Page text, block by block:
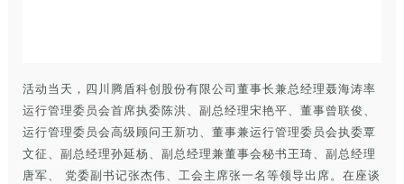
活动当天，四川腾盾科创股份有限公司董事长兼总经理聂海涛率
运行管理委员会首席执委陈洪、副总经理宋艳平、董事曾联俊、
运行管理委员会高级顾问王新功、董事兼运行管理委员会执委覃
文征、副总经理孙延杨、副总经理兼董事会秘书王琦、副总经理
唐军、 党委副书记张杰伟、工会主席张一名等领导出席。在座谈